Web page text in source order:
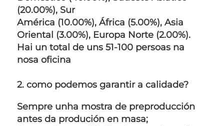
(20.00%), Sur
América (10.00%), África (5.00%), Asia
Oriental (3.00%), Europa Norte (2.00%).
Hai un total de uns 51-100 persoas na
nosa oficina
2. como podemos garantir a calidade?
Sempre unha mostra de preproducción
antes da produción en masa;